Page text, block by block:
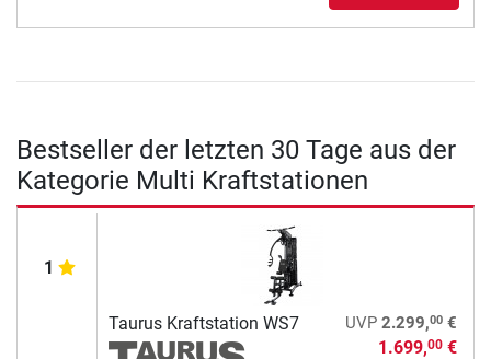
Bestseller der letzten 30 Tage aus der
Kategorie Multi Kraftstationen
1
Taurus Kraftstation WS7 UVP 2.299,00€
1.699,00€